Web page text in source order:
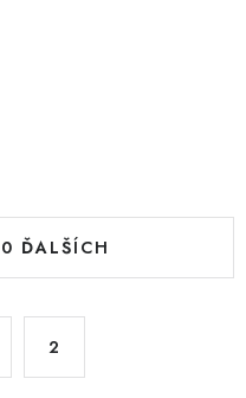
ĎALŠÍCH
2